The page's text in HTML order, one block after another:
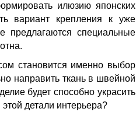
илюзию японских
вариант крепления к уже
предлагаются специальные
становится именно выбор
направить ткань в швейной
будет способно украсить
детали интерьера?